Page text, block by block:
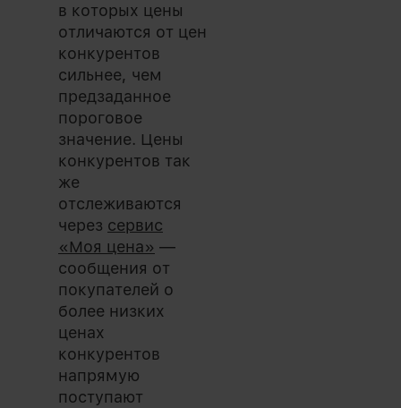
в которых цены
отличаются от цен
конкурентов
сильнее, чем
предзаданное
пороговое
значение. Цены
конкурентов так
же
отслеживаются
через сервис
«Моя цена» —
сообщения от
покупателей о
более низких
ценах
конкурентов
напрямую
поступают